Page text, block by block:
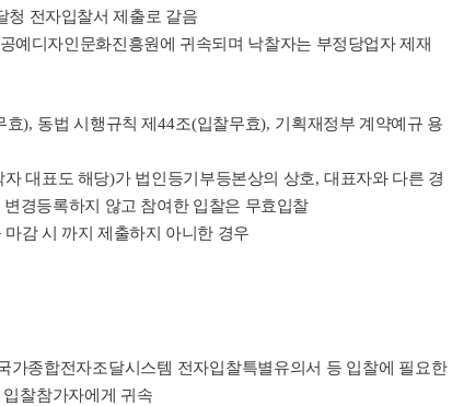
청 전자입찰서 제출로 갈음
예디자인문화진흥원에 귀속되며 낙찰자는 부정당업자 제재
효), 동법 시행규칙 제44조(입찰무효), 기획재정부 계약예규 용
자 대표도 해당)가 법인등기부등본상의 상호, 대표자와 다른 경
경등록하지 않고 참여한 입찰은 무효입찰
감 시 까지 제출하지 아니한 경우
가종합전자조달시스템 전자입찰특별유의서 등 입찰에 필요한
찰참가자에게 귀속